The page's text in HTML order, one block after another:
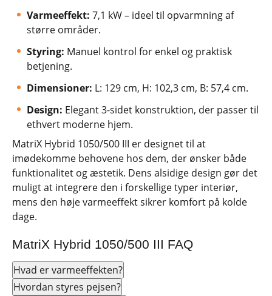
Varmeeffekt: 7,1 kW – ideel til opvarmning af
større områder.
Styring: Manuel kontrol for enkel og praktisk
betjening.
Dimensioner: L: 129 cm, H: 102,3 cm, B: 57,4 cm.
Design: Elegant 3-sidet konstruktion, der passer til
ethvert moderne hjem.
MatriX Hybrid 1050/500 III er designet til at
imødekomme behovene hos dem, der ønsker både
funktionalitet og æstetik. Dens alsidige design gør det
muligt at integrere den i forskellige typer interiør,
mens den høje varmeeffekt sikrer komfort på kolde
dage.
MatriX Hybrid 1050/500 III FAQ
Hvad er varmeeffekten?
Hvordan styres pejsen?